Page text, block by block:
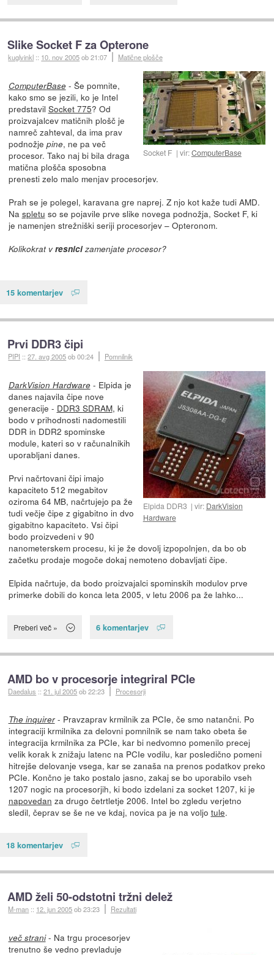
Slike Socket F za Opterone
kuglvinkl :: 10. nov 2005ob 21:07 Matične plošče
Socket F vir:ComputerBase
ComputerBase- Še pomnite,
kako smo se jezili, ko je Intel
predstavil Socket 775? Od
proizvajalcev matičnih plošč je
namreč zahteval, da ima prav
podnožje pine, ne pa več
procesor. Tako naj bi bila draga
matična plošča sposobna
prenesti zelo malo menjav procesorjev.
Prah se je polegel, karavana gre naprej. Z njo kot kaže tudi AMD.
Na spletu so se pojavile prve slike novega podnožja, Socket F, ki
je namenjen strežniški seriji procesorjev – Opteronom.
Kolikokrat vresnicizamenjate procesor?
15 komentarjev
Prvi DDR3 čipi
PIPI ::27. avg 2005ob 00:24 Pomnilnik
Elpida DDR3 vir: DarkVision
Hardware
DarkVision Hardware- Elpida je
danes najavila čipe nove
generacije - DDR3 SDRAM, ki
bodo v prihodnosti nadomestili
DDR in DDR2 spominske
module, kateri so v računalnikih
uporabljani danes.
Prvi načrtovani čipi imajo
kapaciteto 512 megabitov
oziroma 64 MB, načrtujejo pa že
tudi večje čipe z gigabitno in dvo
gigabitno kapaciteto. Vsi čipi
bodo proizvedeni v 90
nanometerskem procesu, ki je že dovolj izpopolnjen, da bo ob
začetku prodaje mogoče dokaj nemoteno dobavljati čipe.
Elpida načrtuje, da bodo proizvajalci spominskih modulov prve
primerke dobili do konca leta 2005, v letu 2006 pa že lahko...
Preberi več » 6 komentarjev
AMD bo v procesorje integriral PCIe
Daedalus ::21. jul 2005ob 22:23 Procesorji
The inquirer- Pravzaprav krmilnik za PCIe, če smo natančni. Po
integraciji krmilnika za delovni pomnilnik se nam tako obeta še
integracija krmilnika za PCIe, kar bi nedvomno pomenilo precej
velik korak k znižaju latenc na PCIe vodilu, kar posledično pomeni
hitrejše delovanje vsega, kar se zanaša na prenos podatkov preko
PCIe. Končno je tako postalo jasno, zakaj se bo uporabilo vseh
1207 nogic na procesorjih, ki bodo izdelani za socket 1207, ki je
napovedan za drugo četrtletje 2006. Intel bo zgledu verjetno
sledil, čeprav se še ne ve kdaj, novica pa je na voljo tule.
18 komentarjev
AMD želi 50-odstotni tržni delež
M-man :: 12. jun 2005ob 23:23 Rezultati
več strani- Na trgu procesorjev
trenutno še vedno prevladuje